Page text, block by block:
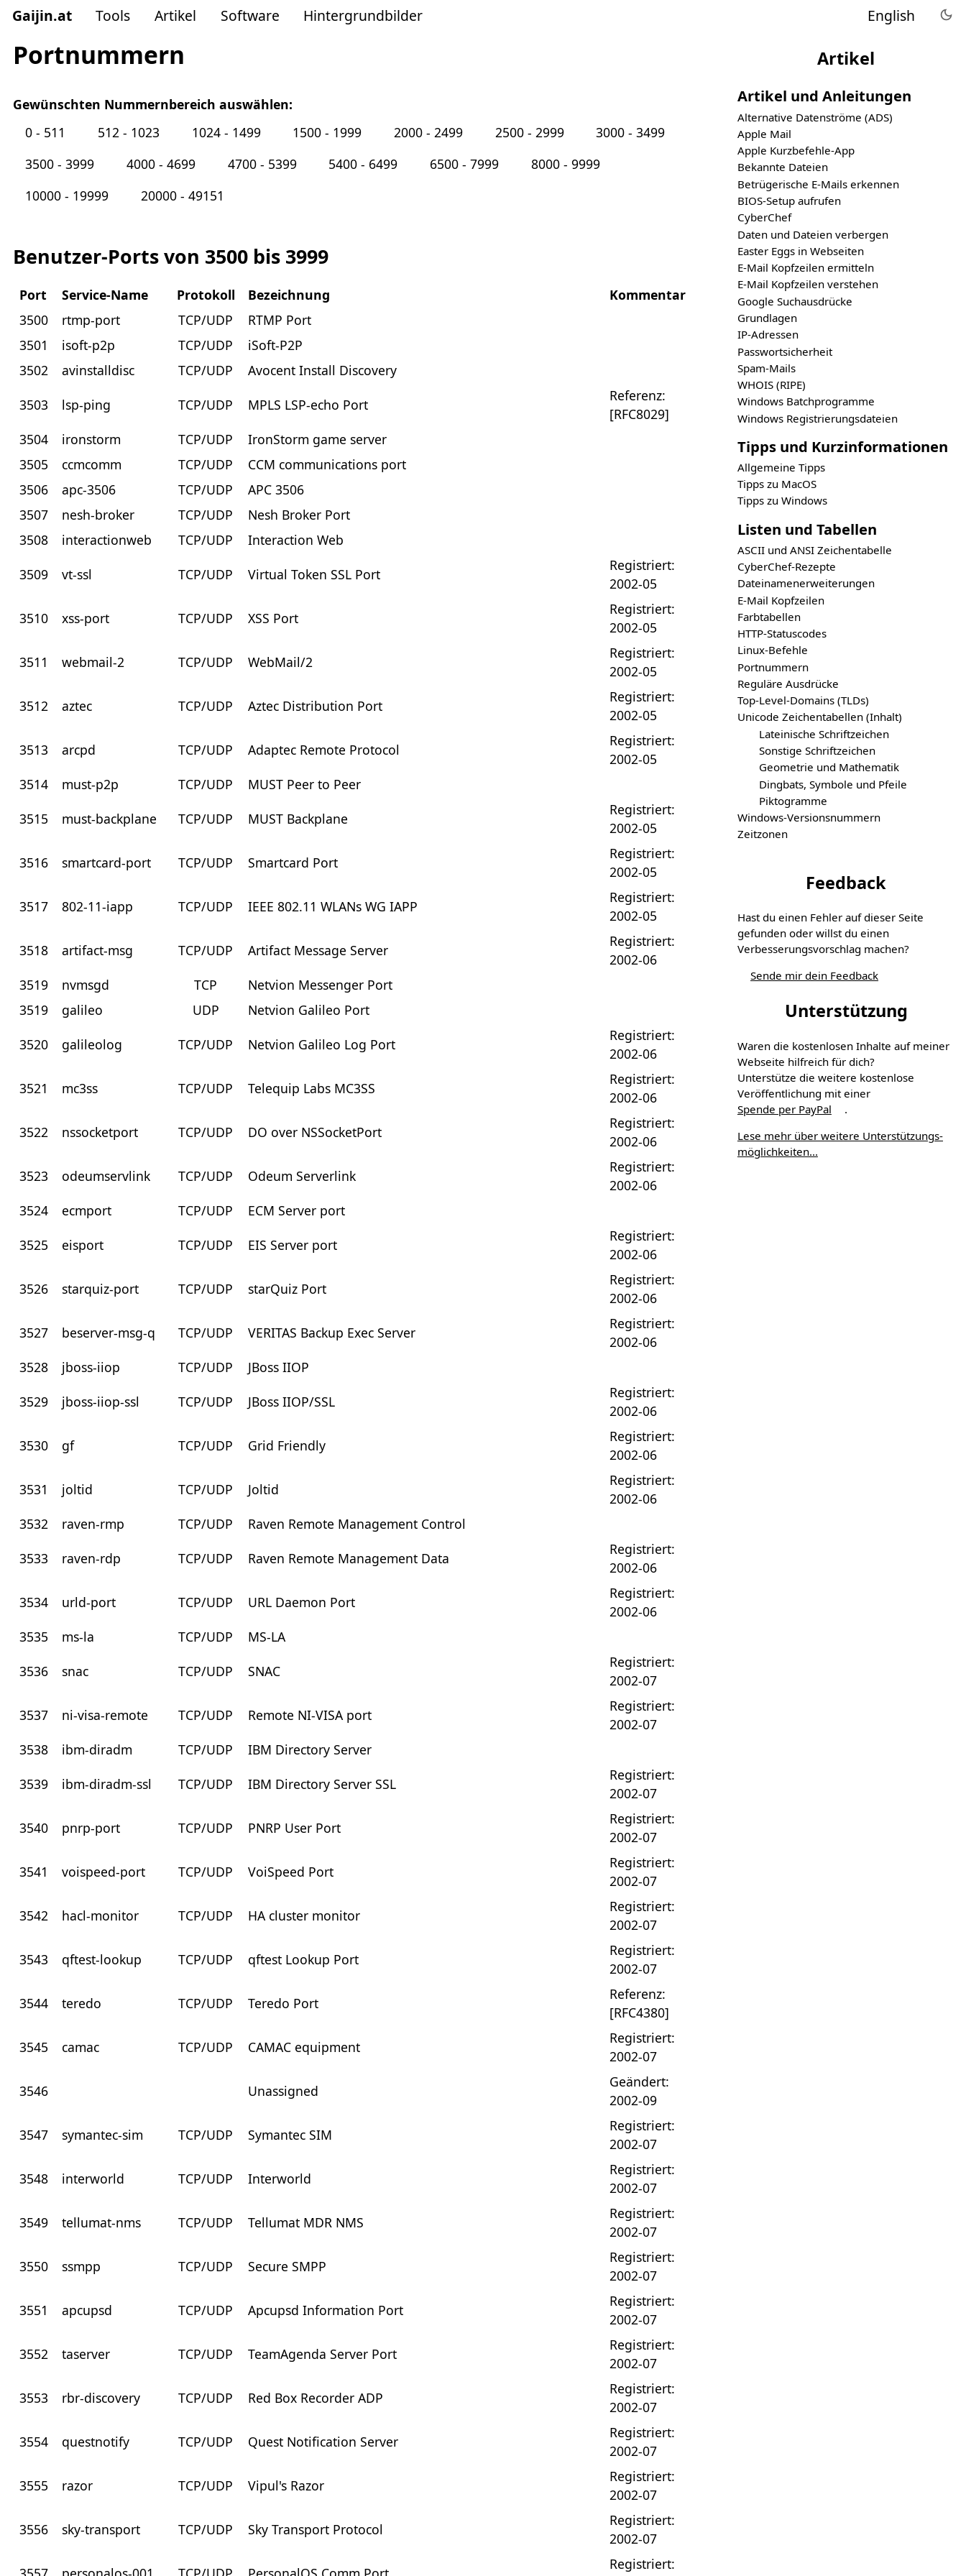
Gaijin.at Tools Artikel Software Hintergrundbilder English
Portnummern
Gewünschten Nummernbereich auswählen:
0 - 511
512 - 1023 1024 - 1499 1500 - 1999 2000 - 2499 2500 - 2999
3000 - 3499
3500 - 3999
4000 - 4699 4700 - 5399 5400 - 6499 6500 - 7999
8000 - 9999
10000 - 19999
20000 - 49151
Benutzer-Ports von 3500 bis 3999
Port Service-Name Protokoll Bezeichnung
Kommentar
3500
rtmp-port TCP/UDP
RTMP Port
3501
isoft-p2p TCP/UDP
iSoft-P2P
3502
avinstalldisc TCP/UDP
Avocent Install Discovery
3503
lsp-ping TCP/UDP MPLS LSP-echo Port
Referenz:
[RFC8029]
3504
ironstorm TCP/UDP
IronStorm game server
3505
ccmcomm TCP/UDP
CCM communications port
3506
apc-3506 TCP/UDP
APC 3506
3507
nesh-broker TCP/UDP
Nesh Broker Port
3508
interactionweb TCP/UDP
Interaction Web
3509
vt-ssl TCP/UDP Virtual Token SSL Port
Registriert:
2002-05
3510
xss-port TCP/UDP XSS Port
Registriert:
2002-05
3511
webmail-2 TCP/UDP WebMail/2
Registriert:
2002-05
3512
aztec TCP/UDP Aztec Distribution Port
Registriert:
2002-05
3513
arcpd TCP/UDP Adaptec Remote Protocol
Registriert:
2002-05
3514
must-p2p TCP/UDP
MUST Peer to Peer
3515
must-backplane TCP/UDP MUST Backplane
Registriert:
2002-05
3516
smartcard-port TCP/UDP Smartcard Port
Registriert:
2002-05
3517
802-11-iapp TCP/UDP IEEE 802.11 WLANs WG IAPP
Registriert:
2002-05
3518
artifact-msg TCP/UDP Artifact Message Server
Registriert:
2002-06
3519
nvmsgd TCP
Netvion Messenger Port
3519
galileo UDP
Netvion Galileo Port
3520
galileolog TCP/UDP Netvion Galileo Log Port
Registriert:
2002-06
3521
mc3ss TCP/UDP Telequip Labs MC3SS
Registriert:
2002-06
3522
nssocketport TCP/UDP DO over NSSocketPort
Registriert:
2002-06
3523
odeumservlink TCP/UDP Odeum Serverlink
Registriert:
2002-06
3524
ecmport TCP/UDP
ECM Server port
3525
eisport TCP/UDP EIS Server port
Registriert:
2002-06
3526
starquiz-port TCP/UDP starQuiz Port
Registriert:
2002-06
3527
beserver-msg-q TCP/UDP VERITAS Backup Exec Server
Registriert:
2002-06
3528
jboss-iiop TCP/UDP
JBoss IIOP
3529
jboss-iiop-ssl TCP/UDP JBoss IIOP/SSL
Registriert:
2002-06
3530
gf TCP/UDP Grid Friendly
Registriert:
2002-06
3531
joltid TCP/UDP Joltid
Registriert:
2002-06
3532
raven-rmp TCP/UDP
Raven Remote Management Control
3533
raven-rdp TCP/UDP Raven Remote Management Data
Registriert:
2002-06
3534
urld-port TCP/UDP URL Daemon Port
Registriert:
2002-06
3535
ms-la TCP/UDP
MS-LA
3536
snac TCP/UDP SNAC
Registriert:
2002-07
3537
ni-visa-remote TCP/UDP Remote NI-VISA port
Registriert:
2002-07
3538
ibm-diradm TCP/UDP
IBM Directory Server
3539
ibm-diradm-ssl TCP/UDP IBM Directory Server SSL
Registriert:
2002-07
3540
pnrp-port TCP/UDP PNRP User Port
Registriert:
2002-07
3541
voispeed-port TCP/UDP VoiSpeed Port
Registriert:
2002-07
3542
hacl-monitor TCP/UDP HA cluster monitor
Registriert:
2002-07
3543
qftest-lookup TCP/UDP qftest Lookup Port
Registriert:
2002-07
3544
teredo TCP/UDP Teredo Port
Referenz:
[RFC4380]
3545
camac TCP/UDP CAMAC equipment
Registriert:
2002-07
3546
Unassigned
Geändert:
2002-09
3547
symantec-sim TCP/UDP Symantec SIM
Registriert:
2002-07
3548
interworld TCP/UDP Interworld
Registriert:
2002-07
3549
tellumat-nms TCP/UDP Tellumat MDR NMS
Registriert:
2002-07
3550
ssmpp TCP/UDP Secure SMPP
Registriert:
2002-07
3551
apcupsd TCP/UDP Apcupsd Information Port
Registriert:
2002-07
3552
taserver TCP/UDP TeamAgenda Server Port
Registriert:
2002-07
3553
rbr-discovery TCP/UDP Red Box Recorder ADP
Registriert:
2002-07
3554
questnotify TCP/UDP Quest Notification Server
Registriert:
2002-07
3555
razor TCP/UDP Vipul's Razor
Registriert:
2002-07
3556
sky-transport TCP/UDP Sky Transport Protocol
Registriert:
2002-07
Registriert:
Artikel
Artikel und Anleitungen
Alternative Datenströme (ADS)
Apple Mail
Apple Kurzbefehle-App
Bekannte Dateien
Betrügerische E-Mails erkennen
BIOS-Setup aufrufen
CyberChef
Daten und Dateien verbergen
Easter Eggs in Webseiten
E-Mail Kopfzeilen ermitteln
E-Mail Kopfzeilen verstehen
Google Suchausdrücke
Grundlagen
IP-Adressen
Passwortsicherheit
Spam-Mails
WHOIS (RIPE)
Windows Batchprogramme
Windows Registrierungsdateien
Tipps und Kurzinformationen
Allgemeine Tipps
Tipps zu MacOS
Tipps zu Windows
Listen und Tabellen
ASCII und ANSI Zeichentabelle
CyberChef-Rezepte
Dateinamenerweiterungen
E-Mail Kopfzeilen
Farbtabellen
HTTP-Statuscodes
Linux-Befehle
Portnummern
Reguläre Ausdrücke
Top-Level-Domains (TLDs)
Unicode Zeichentabellen (Inhalt)
Lateinische Schriftzeichen
Sonstige Schriftzeichen
Geometrie und Mathematik
Dingbats, Symbole und Pfeile
Piktogramme
Windows-Versionsnummern
Zeitzonen
Feedback
Hast du einen Fehler auf dieser Seite
gefunden oder willst du einen
Verbesserungs­vorschlag machen?
Sende mir dein Feedback
Unterstützung
Waren die kostenlosen Inhalte auf meiner
Webseite hilfreich für dich?
Unterstütze die weitere kostenlose
Veröffentlichung mit einer
Spende per PayPal
.
Lese mehr über weitere Unterstützungs­
möglichkeiten...